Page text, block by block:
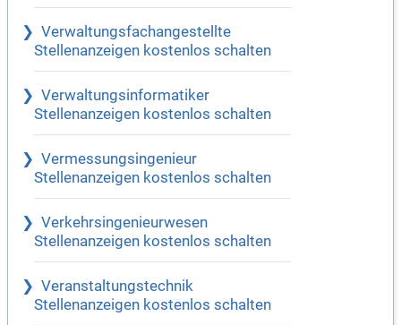
Verwaltungsfachangestellte
Stellenanzeigen kostenlos schalten
Verwaltungsinformatiker
Stellenanzeigen kostenlos schalten
Vermessungsingenieur
Stellenanzeigen kostenlos schalten
Verkehrsingenieurwesen
Stellenanzeigen kostenlos schalten
Veranstaltungstechnik
Stellenanzeigen kostenlos schalten